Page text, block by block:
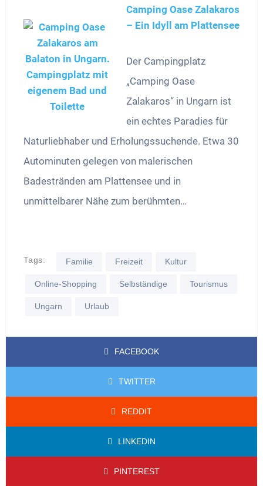
Camping Oase Zalakaros
– Ein Idyll am Plattensee
Der Campingplatz
„Camping Oase
Zalakaros“ in Ungarn ist
ein echtes Paradies für
Naturliebhaber und Erholungssuchende. Etwa 30
Autominuten gelegen von malerischen
Badestränden am Plattensee und in
unmittelbarer Nähe zum berühmten…
Tags: Familie Freizeit Kultur
Online-Shopping Selbständige Tourismus
Ungarn Urlaub
FACEBOOK
TWITTER
REDDIT
LINKEDIN
PINTEREST